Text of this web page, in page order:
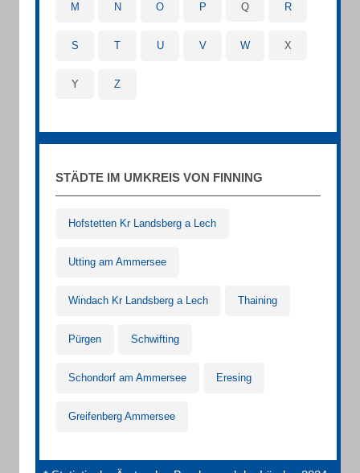
M N O P Q R
S T U V W X
Y Z
STÄDTE IM UMKREIS VON FINNING
Hofstetten Kr Landsberg a Lech
Utting am Ammersee
Windach Kr Landsberg a Lech Thaining
Pürgen Schwifting
Schondorf am Ammersee Eresing
Greifenberg Ammersee